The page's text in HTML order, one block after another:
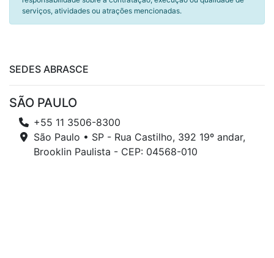
serviços, atividades ou atrações mencionadas.
SEDES ABRASCE
SÃO PAULO
+55 11 3506-8300
São Paulo • SP - Rua Castilho, 392 19º andar,
Brooklin Paulista - CEP: 04568-010